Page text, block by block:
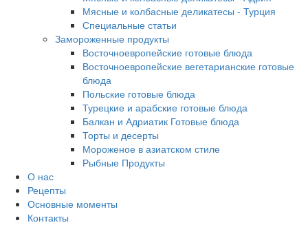
Мясные и колбасные деликатесы - Турция
Специальные статьи
Замороженные продукты
Восточноевропейские готовые блюда
Восточноевропейские вегетарианские готовые
блюда
Польские готовые блюда
Турецкие и арабские готовые блюда
Балкан и Адриатик Готовые блюда
Торты и десерты
Мороженое в азиатском стиле
Рыбные Продукты
О нас
Рецепты
Основные моменты
Контакты